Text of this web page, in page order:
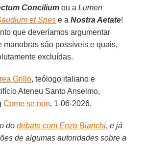
Concilium ou aLumen
et Spes e aNostra Aetate!
que deveríamos argumentar
manobras são possíveis e quais,
excluídas.
Grillo, teólogo italiano e
Ateneu Santo Anselmo,
Come se non, 1-06-2026.
dodebate com Enzo Bianchi, e já
de algumas autoridades sobre a